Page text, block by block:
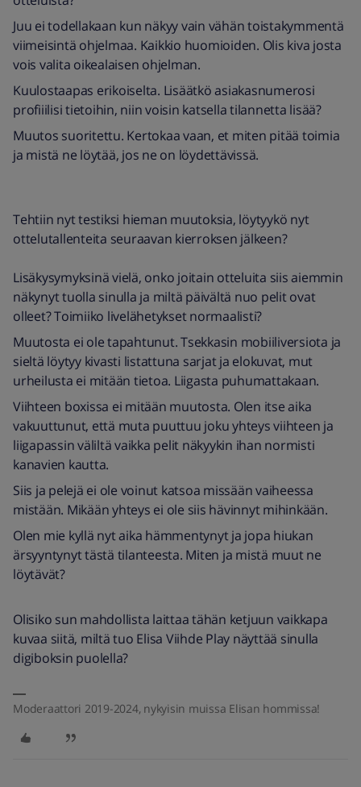
Juu ei todellakaan kun näkyy vain vähän toistakymmentä
viimeisintä ohjelmaa. Kaikkio huomioiden. Olis kiva josta
vois valita oikealaisen ohjelman.
Kuulostaapas erikoiselta. Lisäätkö asiakasnumerosi
profiiilisi tietoihin, niin voisin katsella tilannetta lisää?
Muutos suoritettu. Kertokaa vaan, et miten pitää toimia
ja mistä ne löytää, jos ne on löydettävissä.
Tehtiin nyt testiksi hieman muutoksia, löytyykö nyt
ottelutallenteita seuraavan kierroksen jälkeen?
Lisäkysymyksinä vielä, onko joitain otteluita siis aiemmin
näkynyt tuolla sinulla ja miltä päivältä nuo pelit ovat
olleet? Toimiiko livelähetykset normaalisti?
Muutosta ei ole tapahtunut. Tsekkasin mobiiliversiota ja
sieltä löytyy kivasti listattuna sarjat ja elokuvat, mut
urheilusta ei mitään tietoa. Liigasta puhumattakaan.
Viihteen boxissa ei mitään muutosta. Olen itse aika
vakuuttunut, että muta puuttuu joku yhteys viihteen ja
liigapassin väliltä vaikka pelit näkyykin ihan normisti
kanavien kautta.
Siis ja pelejä ei ole voinut katsoa missään vaiheessa
mistään. Mikään yhteys ei ole siis hävinnyt mihinkään.
Olen mie kyllä nyt aika hämmentynyt ja jopa hiukan
ärsyyntynyt tästä tilanteesta. Miten ja mistä muut ne
löytävät?
Olisiko sun mahdollista laittaa tähän ketjuun vaikkapa
kuvaa siitä, miltä tuo Elisa Viihde Play näyttää sinulla
digiboksin puolella?
Moderaattori 2019-2024, nykyisin muissa Elisan hommissa!